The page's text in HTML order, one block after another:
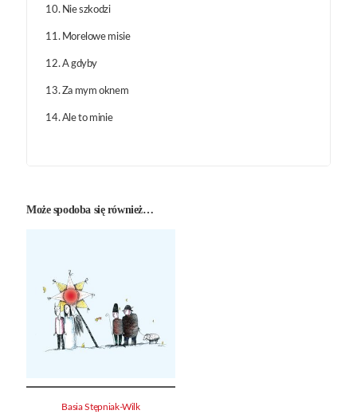
10. Nie szkodzi
11. Morelowe misie
12. A gdyby
13. Za mym oknem
14. Ale to minie
Może spodoba się również…
Basia Stępniak-Wilk